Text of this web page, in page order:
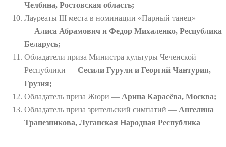
Челбина, Ростовская область;
Лауреаты III места в номинации «Парный танец»
— Алиса Абрамович и Федор Михаленко, Республика
Беларусь;
Обладатели приза Министра культуры Чеченской
Республики — Сесили Гурули и Георгий Чантурия,
Грузия;
Обладатель приза Жюри — Арина Карасёва, Москва;
Обладатель приза зрительский симпатий — Ангелина
Трапезникова, Луганская Народная Республика